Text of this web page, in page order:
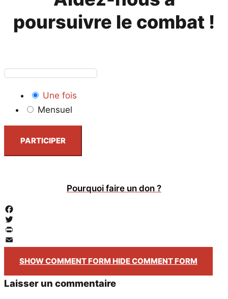
poursuivre le combat !
Une fois
Mensuel
PARTICIPER
Pourquoi faire un don ?
Facebook
Twitter
PrintFriendly
Email
SHOW COMMENT FORM HIDE COMMENT FORM
Laisser un commentaire